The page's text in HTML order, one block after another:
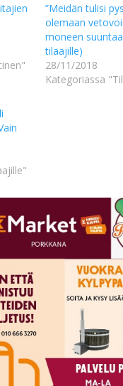
”Meidän tulisi
olemaan
moneen
tilaajille)
28/11/2018
Kategoriassa